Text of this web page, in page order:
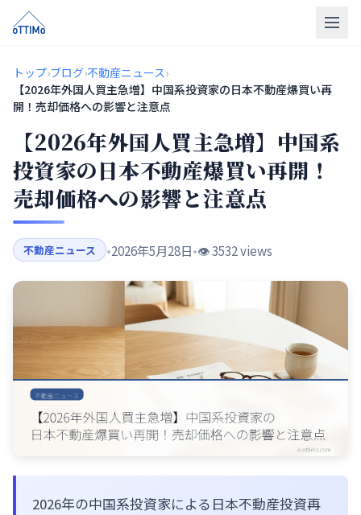
トップ
売買仲介
販売物件
買取
リフォーム
会社概要
LINE相談
無料相談
トップ›ブログ›不動産ニュース›
【2026年外国人買主急増】中国系投資家の日本不動産爆買い再
開！売却価格への影響と注意点
【2026年外国人買主急増】中国系
投資家の日本不動産爆買い再開！
売却価格への影響と注意点
不動産ニュース •2026年5月28日•👁️ 3532 views
2026年の中国系投資家による日本不動産投資再